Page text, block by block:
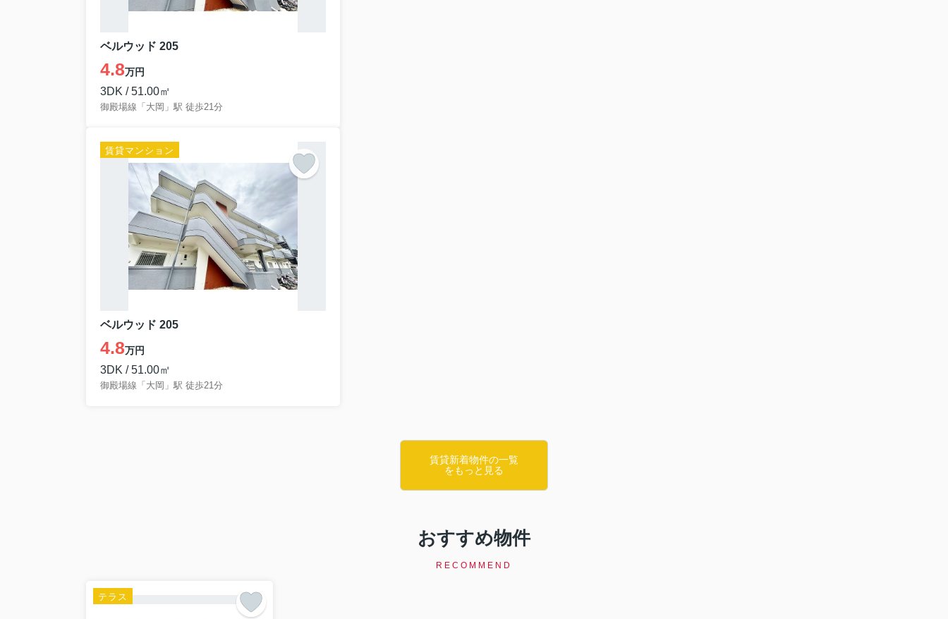
ベルウッド 205
4.8万円
3DK / 51.00㎡
御殿場線「大岡」駅 徒歩21分
賃貸マンション
ベルウッド 205
4.8万円
3DK / 51.00㎡
御殿場線「大岡」駅 徒歩21分
賃貸新着物件の一覧
をもっと見る
おすすめ物件
RECOMMEND
テラス